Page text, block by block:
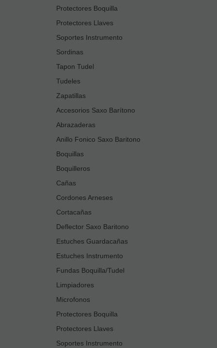
Protectores Boquilla
Protectores Llaves
Soportes Instrumento
Sordinas
Tapon Tudel
Tudeles
Zapatillas
Accesorios Saxo Barítono
Abrazaderas
Anillo Fonico Saxo Baritono
Boquillas
Boquilleros
Cañas
Cordones Arneses
Cortacañas
Deflector Saxo Baritono
Estuches Guardacañas
Estuches Instrumento
Fundas Boquilla/Tudel
Limpiadores
Microfonos
Protectores Boquilla
Protectores Llaves
Soportes Instrumento